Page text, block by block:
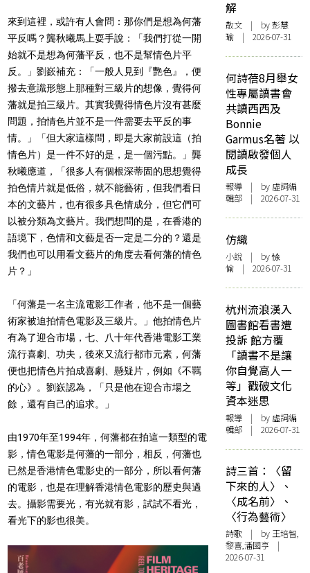
來到這裡，或許有人會問：那你們是想為何藩
平反嗎？龔秋曦馬上耍手說：「我們打從一開
始就不是想為何藩平反，也不是幫情色片平
反。」劉嶔補充：「一般人見到『艷色』，便
撥去意識形態上那種對三級片的想像，覺得何
藩就是拍三級片。其實我覺得情色片沒有甚麼
問題，拍情色片並不是一件需要去平反的事
情。」「但大家這樣問，即是大家前設這（拍
情色片）是一件不好的是，是一個污點。」龔
秋曦應道，「很多人有個根深蒂固的思想覺得
拍色情片就是低俗，就不能藝術，但我們看日
本的文藝片，也有很多具色情成分，但它們可
以被分類為文藝片。我們想問的是，在香港的
語境下，色情和文藝是否一定是二分的？還是
我們也可以用看文藝片的角度去看何藩的情色
片？」
「何藩是一名主流電影工作者，他不是一個藝
術家被迫拍情色電影及三級片。」他拍情色片
有為了迎合市場，七、八十年代香港電影工業
流行喜劇、功夫，後來又流行都市元素，何藩
便也把情色片拍成喜劇、懸疑片，例如《不羈
的心》。劉嶔認為，「只是他在迎合市場之
餘，還有自己的追求。」
由1970年至1994年，何藩都在拍這一類型的電
影，情色電影是何藩的一部分，相反，何藩也
已然是香港情色電影史的一部分，所以看何藩
的電影，也是在理解香港情色電影的歷史與過
去。攝影需要光，有光就有影，試試不看光，
看光下的影也很美。
解
散文 | by 彭慧
瑜 | 2026-07-31
何詩蓓8月舉女
性專屬讀書會
共讀西西及
Bonnie
Garmus名著 以
閱讀啟發個人
成長
報導 | by 虛詞編
輯部 | 2026-07-31
仿織
小說 | by 悇
愉 | 2026-07-31
杭州流浪漢入
圖書館看書遭
投訴 館方覆
「讀書不是讓
你自覺高人一
等」戳破文化
資本迷思
報導 | by 虛詞編
輯部 | 2026-07-31
詩三首：〈留
下來的人〉、
〈成名前〉、
〈行為藝術〉
詩歌 | by 王培智,
黎喜,潘國亨 |
2026-07-31